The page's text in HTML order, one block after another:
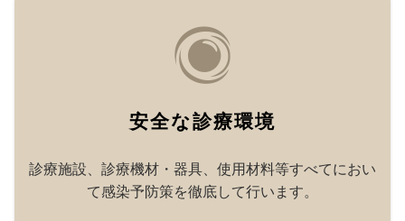
安全な診療環境
診療施設、診療機材・器具、使用材料等すべてにおい
て感染予防策を徹底して行います。